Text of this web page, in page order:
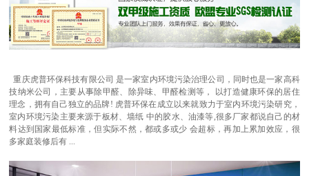
重庆虎普环保科技有限公司 是一家室内环境污染治理公司，同时也是一家高科
技纳米公司，主要从事除甲醛、除异味、甲醛检测等， 以打造健康环保的居住
理念，拥有自己独立的品牌! 虎普环保在成立以来就致力于室内环境污染研究，
室内环境污染主要来源于板材、墙纸 中的胶水、油漆等,很多厂家都说自己的材
料达到国家最低标准，但实际不然，都或多或少 会超标，再加上累加效应，很
多家庭装修后有 ...